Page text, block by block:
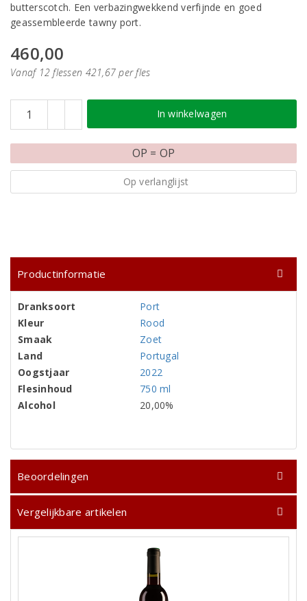
butterscotch. Een verbazingwekkend verfijnde en goed
geassembleerde tawny port.
460,00
Vanaf 12 flessen 421,67 per fles
In winkelwagen
OP = OP
Op verlanglijst
Productinformatie
Dranksoort
Port
Kleur
Rood
Smaak
Zoet
Land
Portugal
Oogstjaar
2022
Flesinhoud
750 ml
Alcohol
20,00%
Beoordelingen
Vergelijkbare artikelen